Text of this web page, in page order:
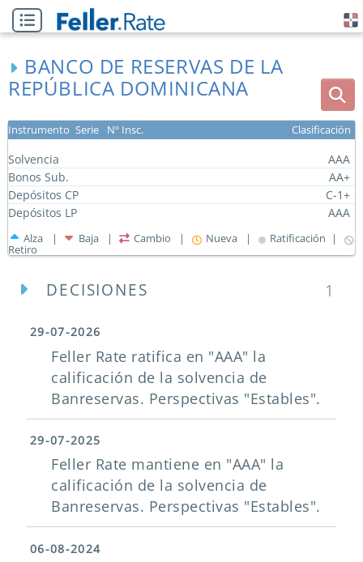
BANCO DE RESERVAS DE LA
REPÚBLICA DOMINICANA
Instrumento Serie Nº Insc. Clasificación
Solvencia
AAA
Bonos Sub.
AA+
Depósitos CP
C-1+
Depósitos LP
AAA
Alza | Baja | Cambio | Nueva | Ratificación |
Retiro
DECISIONES 1
29-07-2026
Feller Rate ratifica en "AAA" la
calificación de la solvencia de
Banreservas. Perspectivas "Estables".
29-07-2025
Feller Rate mantiene en "AAA" la
calificación de la solvencia de
Banreservas. Perspectivas "Estables".
06-08-2024